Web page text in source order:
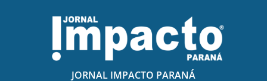
JORNAL IMPACTO PARANÁ